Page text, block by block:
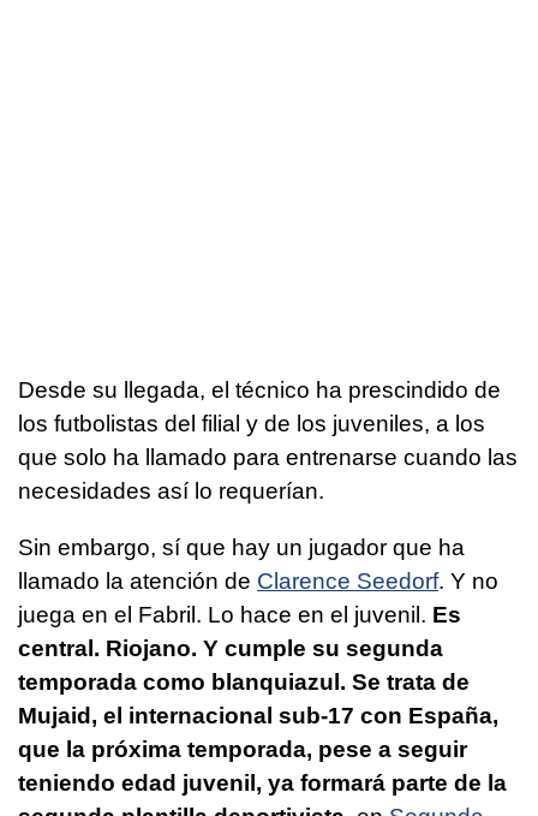
Desde su llegada, el técnico ha prescindido de
los futbolistas del filial y de los juveniles, a los
que solo ha llamado para entrenarse cuando las
necesidades así lo requerían.
Sin embargo, sí que hay un jugador que ha
llamado la atención de Clarence Seedorf. Y no
juega en el Fabril. Lo hace en el juvenil. Es
central. Riojano. Y cumple su segunda
temporada como blanquiazul. Se trata de
Mujaid, el internacional sub-17 con España,
que la próxima temporada, pese a seguir
teniendo edad juvenil, ya formará parte de la